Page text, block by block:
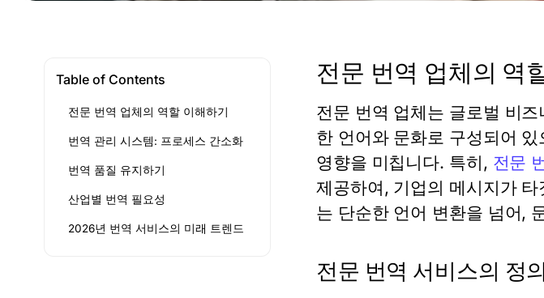
Table of Contents
전문 번역 업체의 역할 이해하기
번역 관리 시스템: 프로세스 간소화
번역 품질 유지하기
산업별 번역 필요성
2026년 번역 서비스의 미래 트렌드
전문 번역 업체의 역
전문 번역 업체는 글로벌 비
한 언어와 문화로 구성되어
영향을 미칩니다. 특히, 전문
제공하여, 기업의 메시지가
는 단순한 언어 변환을 넘어,
전문 번역 서비스의 정